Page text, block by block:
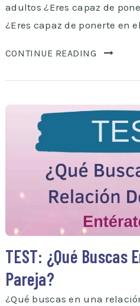
adultos ¿Eres capaz de
¿Eres capaz de ponerte en
CONTINUE READING
TEST: ¿Qué Buscas
Pareja?
¿Qué buscas en una